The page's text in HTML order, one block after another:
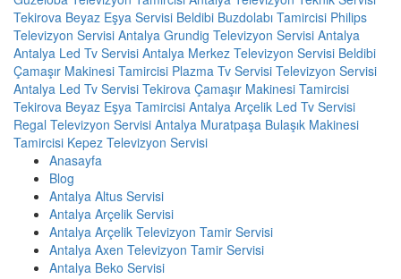
Tekirova Beyaz Eşya Servisi Beldibi Buzdolabı Tamircisi Philips
Televizyon Servisi Antalya Grundig Televizyon Servisi Antalya
Antalya Led Tv Servisi Antalya Merkez Televizyon Servisi Beldibi
Çamaşır Makinesi Tamircisi Plazma Tv Servisi Televizyon Servisi
Antalya Led Tv Servisi Tekirova Çamaşır Makinesi Tamircisi
Tekirova Beyaz Eşya Tamircisi Antalya Arçelik Led Tv Servisi
Regal Televizyon Servisi Antalya Muratpaşa Bulaşık Makinesi
Tamircisi Kepez Televizyon Servisi
Anasayfa
Blog
Antalya Altus Servisi
Antalya Arçelik Servisi
Antalya Arçelik Televizyon Tamir Servisi
Antalya Axen Televizyon Tamir Servisi
Antalya Beko Servisi